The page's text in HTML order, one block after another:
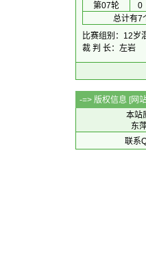
第07轮
0
总计有7
比赛组别：12岁
裁 判 长：左岩
-=> 版权信息 [网
本站
东
联系